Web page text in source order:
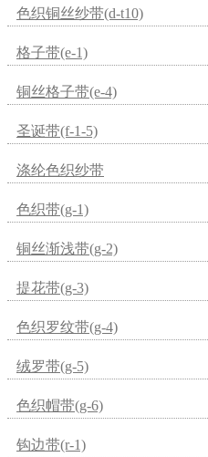
色织铜丝纱带(d-t10)
格子带(e-1)
铜丝格子带(e-4)
圣诞带(f-1-5)
涤纶色织纱带
色织带(g-1)
铜丝渐浅带(g-2)
提花带(g-3)
色织罗纹带(g-4)
绒罗带(g-5)
色织帽带(g-6)
钩边带(r-1)